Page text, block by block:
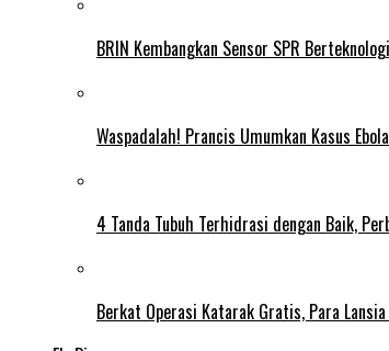
BRIN Kembangkan Sensor SPR
Waspadalah! Prancis Umumkan Kasus
4 Tanda Tubuh Terhidrasi dengan Baik,
Berkat Operasi Katarak Gratis, Para